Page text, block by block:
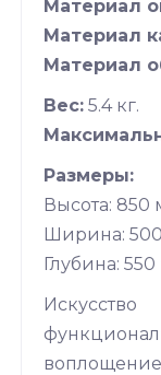
Материал
Материал
Материал
Вес: 5.4 кг.
Размеры:
Высота: 850
Ширина:
Глубина:
Искусство